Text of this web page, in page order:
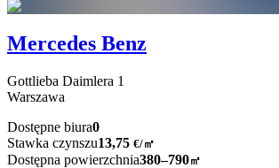
Mercedes Benz
Gottlieba Daimlera 1
Warszawa
Dostępne biura0
Stawka czynszu13,75 €/㎡
Dostępna powierzchnia380–790㎡